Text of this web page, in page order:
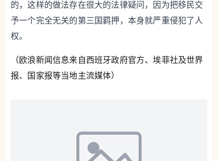
的，这样的做法存在很大的法律疑问，因为把移民交
予一个完全无关的第三国羁押，本身就严重侵犯了人
权。
（欧浪新闻信息来自西班牙政府官方、埃菲社及世界
报、国家报等当地主流媒体）